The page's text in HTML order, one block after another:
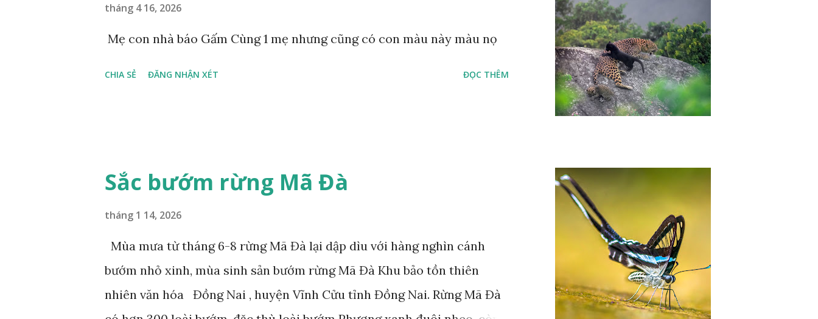
tháng 4 16, 2026
Mẹ con nhà báo Gấm Cùng 1 mẹ nhưng cũng có con màu này màu nọ
CHIA SẺ ĐĂNG NHẬN XÉT ĐỌC THÊM
Sắc bướm rừng Mã Đà
tháng 1 14, 2026
Mùa mưa từ tháng 6-8 rừng Mã Đà lại dập dìu với hàng nghìn cánh
bướm nhỏ xinh, mùa sinh sản bướm rừng Mã Đà Khu bảo tồn thiên
nhiên văn hóa Đồng Nai , huyện Vĩnh Cửu tỉnh Đồng Nai. Rừng Mã Đà